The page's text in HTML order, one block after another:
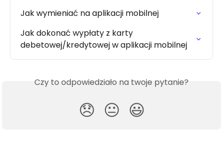
Jak wymieniać na aplikacji mobilnej
Jak dokonać wypłaty z karty
debetowej/kredytowej w aplikacji mobilnej
Czy to odpowiedziało na twoje pytanie?
😞 😐 😃